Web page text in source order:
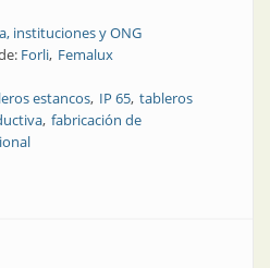
instituciones y ONG
Forli Femalux
estancos IP 65 tableros
fabricación de
la nueva planta de gabinetes de Forli